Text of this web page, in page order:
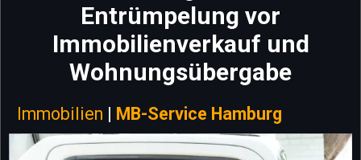
Entrümpelung vor
Immobilienverkauf und
Wohnungsübergabe
Immobilien | MB-Service Hamburg